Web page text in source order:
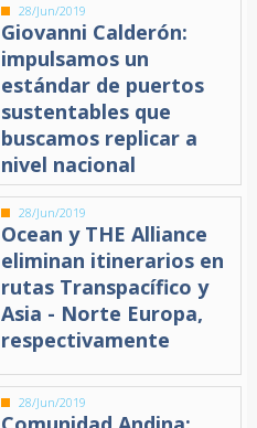
28/Jun/2019
Giovanni Calderón:
impulsamos un
estándar de puertos
sustentables que
buscamos replicar a
nivel nacional
28/Jun/2019
Ocean y THE Alliance
eliminan itinerarios en
rutas Transpacífico y
Asia - Norte Europa,
respectivamente
28/Jun/2019